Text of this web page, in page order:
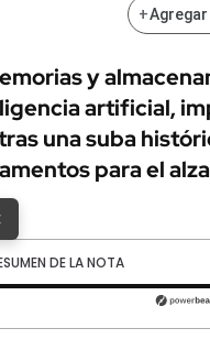
URUGUAY
+
y
artificial,
una suba
para el
DE LA NOTA
0 segundos